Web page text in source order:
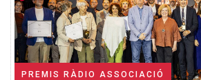
PREMIS RÀDIO ASSOCIACIÓ